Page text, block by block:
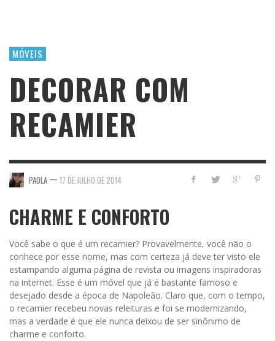
MÓVEIS
DECORAR COM
RECAMIER
PAOLA — 17 DE JULHO DE 2014
CHARME E CONFORTO
Você sabe o que é um recamier? Provavelmente, você não o
conhece por esse nome, mas com certeza já deve ter visto ele
estampando alguma página de revista ou imagens inspiradoras
na internet. Esse é um móvel que já é bastante famoso e
desejado desde a época de Napoleão. Claro que, com o tempo,
o recamier recebeu novas releituras e foi se modernizando,
mas a verdade é que ele nunca deixou de ser sinônimo de
charme e conforto.